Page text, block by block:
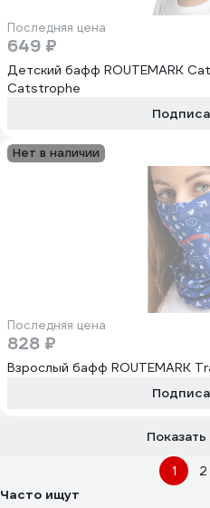
Последняя цена
649 ₽
Детский бафф ROUTEMARK
Catstrophe
Нет в наличии
Последняя цена
828 ₽
Взрослый бафф ROUTEMARK
1 2
Часто ищут